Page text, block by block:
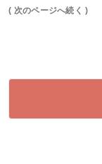
( 次のページへ続く )